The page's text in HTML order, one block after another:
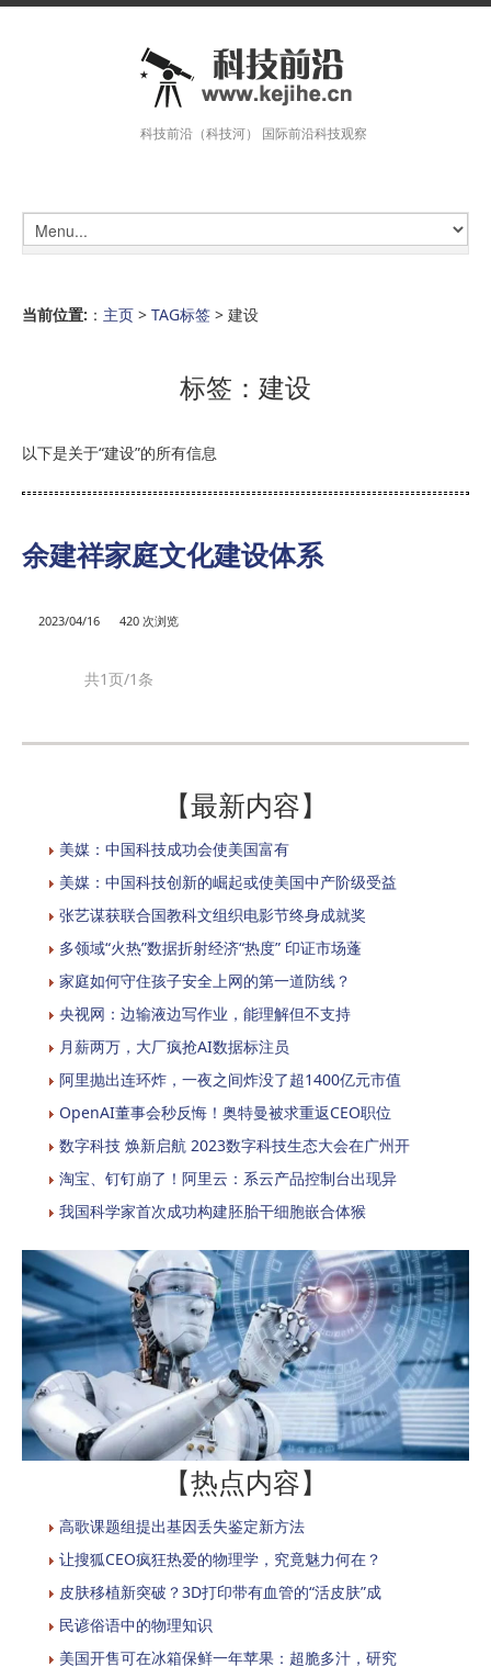
科技前沿（科技河） 国际前沿科技观察
当前位置: ： 主页 > TAG标签 > 建设
标签：建设
以下是关于“建设”的所有信息
余建祥家庭文化建设体系
2023/04/16 420 次浏览
共1页/1条
【最新内容】
美媒：中国科技成功会使美国富有
美媒：中国科技创新的崛起或使美国中产阶级受益
张艺谋获联合国教科文组织电影节终身成就奖
多领域“火热”数据折射经济“热度” 印证市场蓬
家庭如何守住孩子安全上网的第一道防线？
央视网：边输液边写作业，能理解但不支持
月薪两万，大厂疯抢AI数据标注员
阿里抛出连环炸，一夜之间炸没了超1400亿元市值
OpenAI董事会秒反悔！奥特曼被求重返CEO职位
数字科技 焕新启航 2023数字科技生态大会在广州开
淘宝、钉钉崩了！阿里云：系云产品控制台出现异
我国科学家首次成功构建胚胎干细胞嵌合体猴
【热点内容】
高歌课题组提出基因丢失鉴定新方法
让搜狐CEO疯狂热爱的物理学，究竟魅力何在？
皮肤移植新突破？3D打印带有血管的“活皮肤”成
民谚俗语中的物理知识
美国开售可在冰箱保鲜一年苹果：超脆多汁，研究